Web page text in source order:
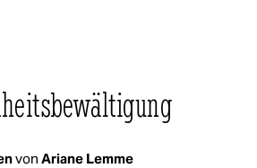
von Ariane Lemme